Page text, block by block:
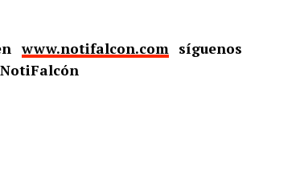
www.notifalcon.comsíguenos